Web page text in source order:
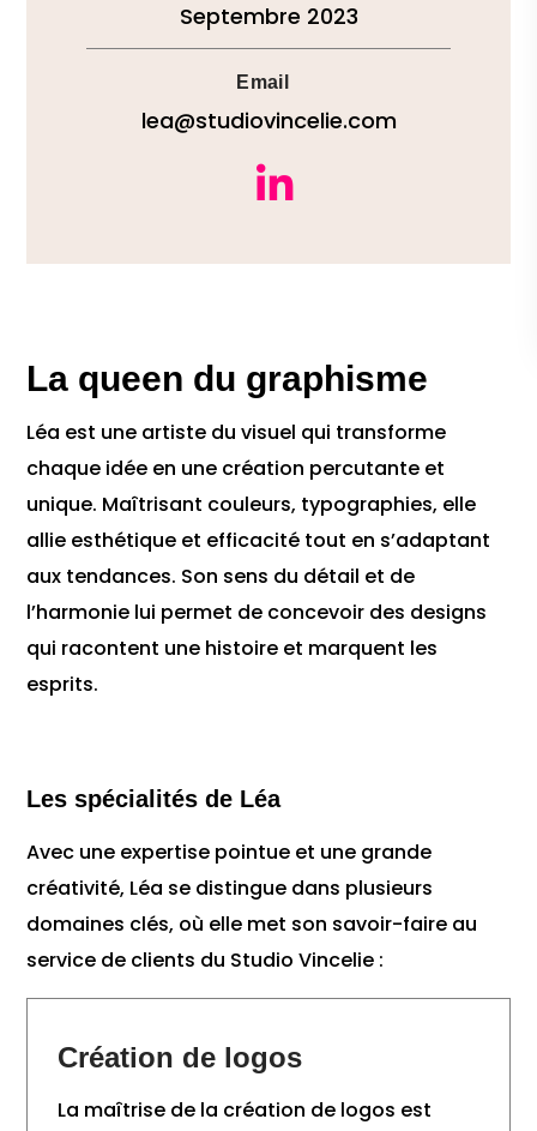
Septembre 2023
Email
lea@studiovincelie.com
La queen du graphisme
Léa est une artiste du visuel qui transforme
chaque idée en une création percutante et
unique. Maîtrisant couleurs, typographies, elle
allie esthétique et efficacité tout en s’adaptant
aux tendances. Son sens du détail et de
l’harmonie lui permet de concevoir des designs
qui racontent une histoire et marquent les
esprits.
Les spécialités de Léa
Avec une expertise pointue et une grande
créativité, Léa se distingue dans plusieurs
domaines clés, où elle met son savoir-faire au
service de clients du Studio Vincelie :
Création de logos
La maîtrise de la création de logos est